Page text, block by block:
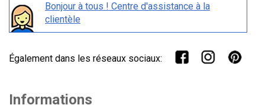
Bonjour à tous ! Centre d'assistance à la
clientèle
Également dans les réseaux sociaux:
Informations